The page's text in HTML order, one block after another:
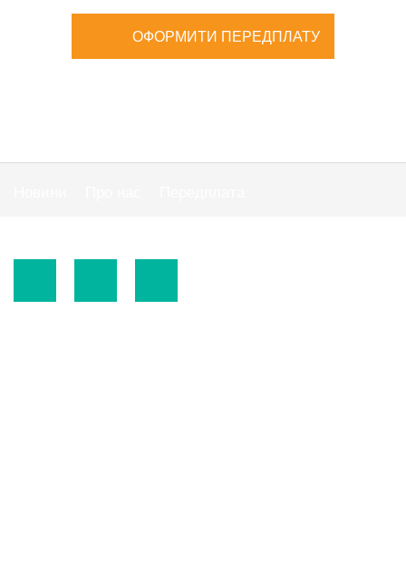
ОФОРМИТИ ПЕРЕДПЛАТУ